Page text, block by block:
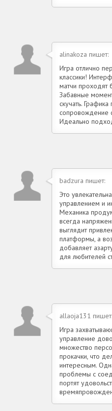
alinakoza пишет:
Игра отлично
классики!
матчи проходят
Забавные
скучать.
сопровождение
Идеально
badzura пишет:
Это
управлением и
Механика
всегда
выглядит
платформы, а
добавляет
для любителей
allaoja131 пишет:
Игра
управление
множество
прокачки, что
интересным.
проблемы с
портят